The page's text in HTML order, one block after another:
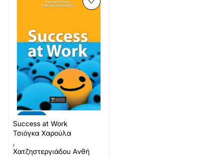
Success at Work
Τσιόγκα Χαρούλα
,
Χατζηστεργιάδου Ανθή